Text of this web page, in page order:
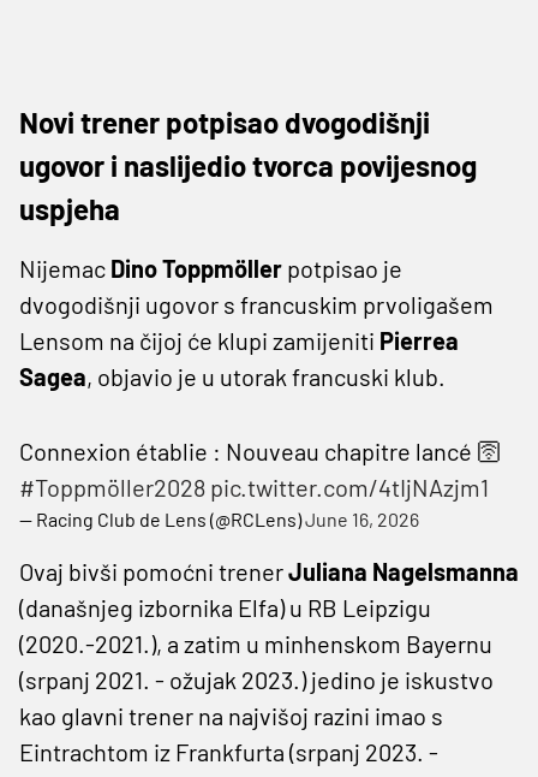
Novi trener potpisao dvogodišnji
ugovor i naslijedio tvorca povijesnog
uspjeha
Nijemac Dino Toppmöller potpisao je
dvogodišnji ugovor s francuskim prvoligašem
Lensom na čijoj će klupi zamijeniti Pierrea
Sagea, objavio je u utorak francuski klub.
Connexion établie : Nouveau chapitre lancé 🛜
#Toppmöller2028 pic.twitter.com/4tIjNAzjm1
— Racing Club de Lens (@RCLens)June 16, 2026
Ovaj bivši pomoćni trenerJuliana Nagelsmanna
(današnjeg izbornika Elfa) u RB Leipzigu
(2020.-2021.), a zatim u minhenskom Bayernu
(srpanj 2021. - ožujak 2023.) jedino je iskustvo
kao glavni trener na najvišoj razini imao s
Eintrachtom iz Frankfurta (srpanj 2023. -